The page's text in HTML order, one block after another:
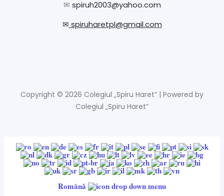
✉ spiruh2003@yahoo.com
✉ spiruharetpl@gmail.com
Copyright © 2026 Colegiul „Spiru Haret” | Powered by
Colegiul „Spiru Haret”
Română